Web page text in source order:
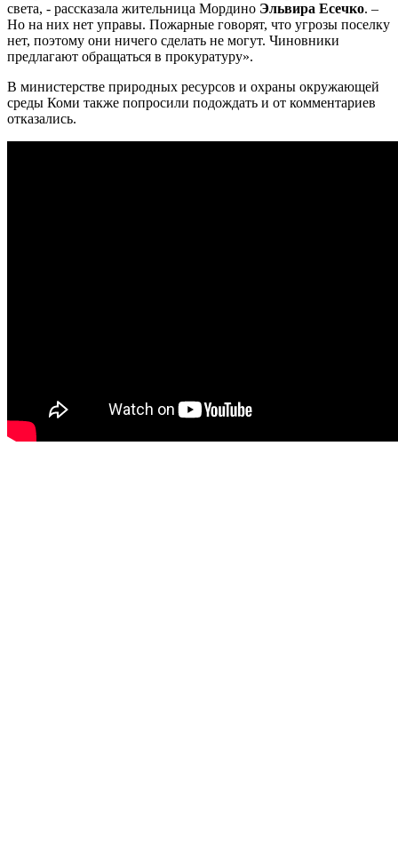
света, - рассказала жительница Мордино Эльвира Есечко. –
Но на них нет управы. Пожарные говорят, что угрозы поселку
нет, поэтому они ничего сделать не могут. Чиновники
предлагают обращаться в прокуратуру».
В министерстве природных ресурсов и охраны окружающей
среды Коми также попросили подождать и от комментариев
отказались.